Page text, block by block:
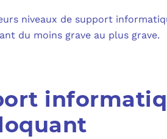
niveaux de support
du moins grave au plus grave.